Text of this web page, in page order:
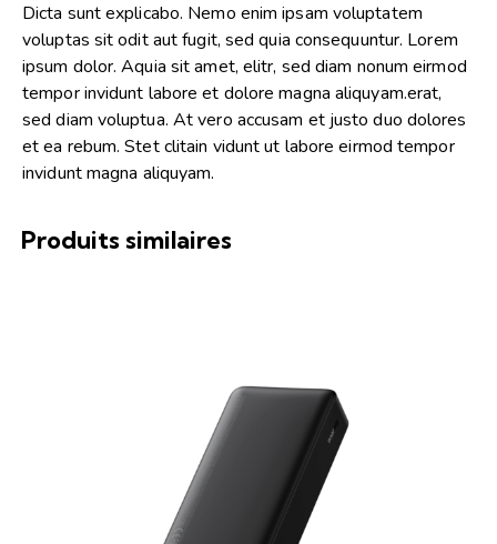
Dicta sunt explicabo. Nemo enim ipsam voluptatem
voluptas sit odit aut fugit, sed quia consequuntur. Lorem
ipsum dolor. Aquia sit amet, elitr, sed diam nonum eirmod
tempor invidunt labore et dolore magna aliquyam.erat,
sed diam voluptua. At vero accusam et justo duo dolores
et ea rebum. Stet clitain vidunt ut labore eirmod tempor
invidunt magna aliquyam.
Produits similaires